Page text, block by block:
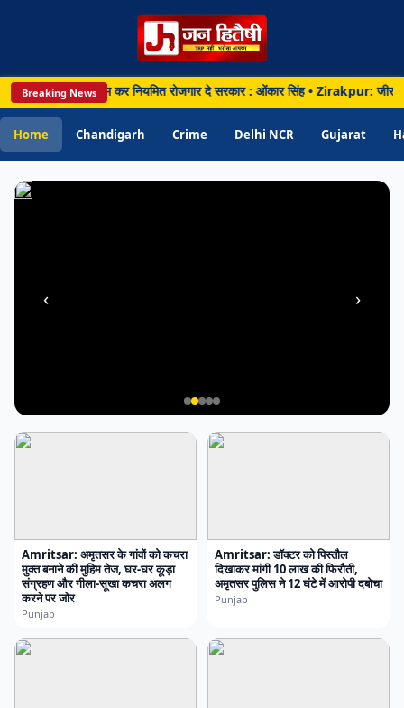
Breaking News
कच्ची भर्ती खत्म कर नियमित रोजगार दे सरकार : ओंकार सिंह • Zirakpur:
Home Chandigarh Crime Delhi NCR Gujarat
‹ ›
परेशान
लोग;
जांच
की
मांग
Amritsar: अमृतसर के गांवों को कचरा
मुक्त बनाने की मुहिम तेज, घर-घर कूड़ा
संग्रहण और गीला-सूखा कचरा अलग
करने पर जोर
Punjab
Amritsar: डॉक्टर को पिस्तौल
दिखाकर मांगी 10 लाख की फिरौती,
अमृतसर पुलिस ने 12 घंटे में आरोपी दबोचा
Punjab